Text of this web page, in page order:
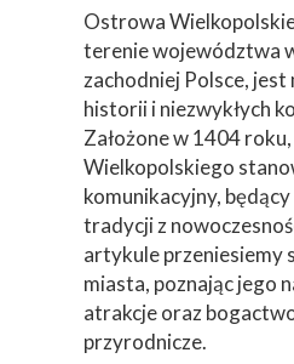
Ostrowa
terenie województwa
zachodniej Polsce,
historii i niezwykłych
Założone w 1404
Wielkopolskiego
komunikacyjny, będący
tradycji z
artykule przeniesiemy
miasta, poznając jego
atrakcje oraz
przyrodnicze.